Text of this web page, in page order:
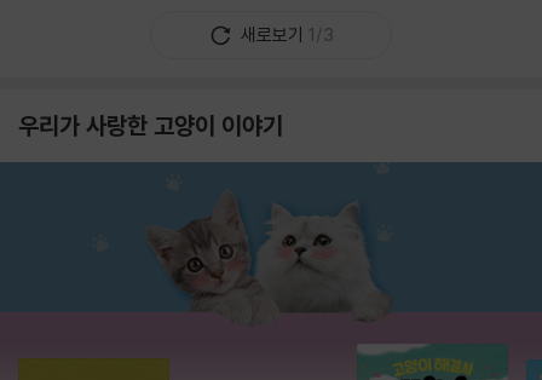
새로보기 1/3
우리가 사랑한 고양이 이야기